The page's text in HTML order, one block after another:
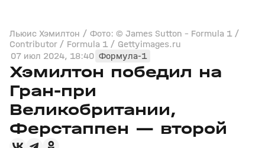
Льюис Хэмилтон / Фото: © James Sutton - Formula 1 /
Contributor / Formula 1 / Gettyimages.ru
07 июл 2024, 18:40 Формула-1
Хэмилтон победил на
Гран‑при
Великобритании,
Ферстаппен — второй